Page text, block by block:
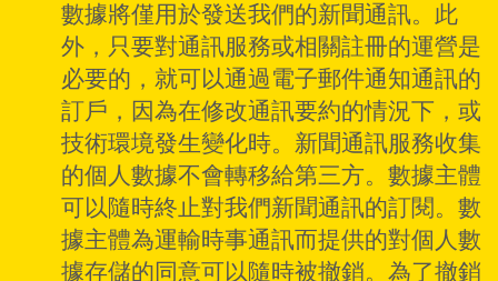
數據將僅用於發送我們的新聞通訊。此
外，只要對通訊服務或相關註冊的運營是
必要的，就可以通過電子郵件通知通訊的
訂戶，因為在修改通訊要約的情況下，或
技術環境發生變化時。新聞通訊服務收集
的個人數據不會轉移給第三方。數據主體
可以隨時終止對我們新聞通訊的訂閱。數
據主體為運輸時事通訊而提供的對個人數
據存儲的同意可以隨時被撤銷。為了撤銷